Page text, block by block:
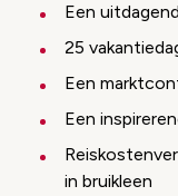
Een
25
Een
Een
in bruikleen